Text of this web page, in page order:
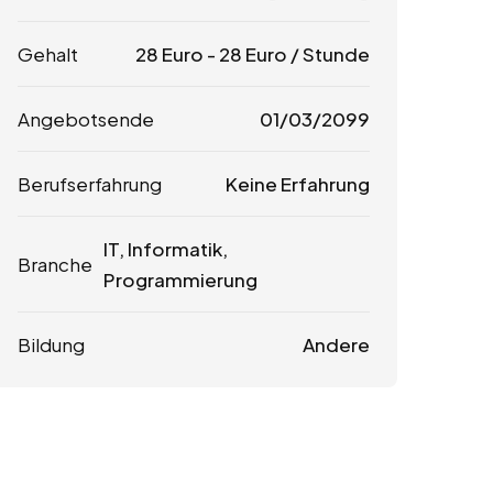
Gehalt 28 Euro - 28 Euro / Stunde
Angebotsende 01/03/2099
Berufserfahrung Keine Erfahrung
Branche
IT, Informatik,
Programmierung
Bildung Andere